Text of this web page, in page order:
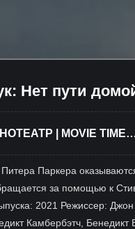
Нет пути
| MOVIE TIME
Паркера
за помощью к
2021 Режиссер:
Камбербэтч,